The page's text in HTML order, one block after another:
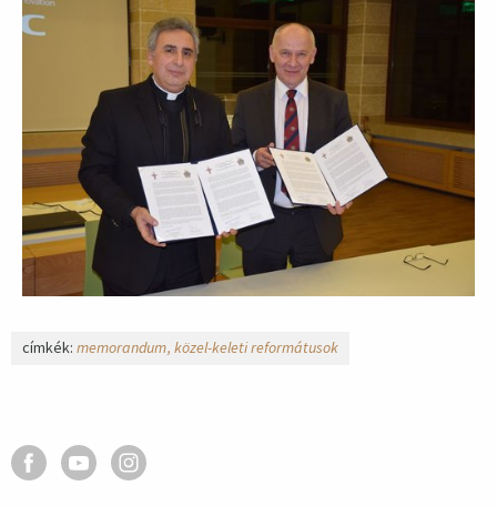
címkék: memorandum közel-keleti reformátusok